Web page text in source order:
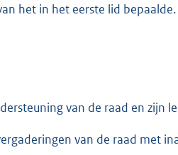
het in het eerste lid
van de raad en zijn
van de raad met